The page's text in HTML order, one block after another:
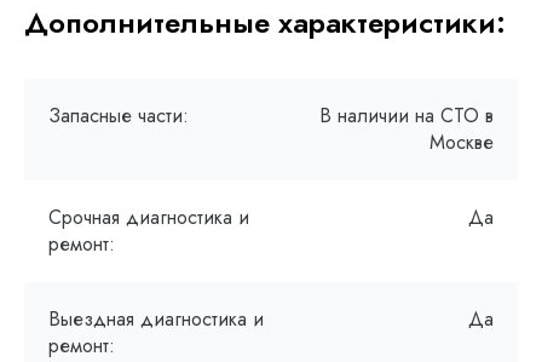
Дополнительные характеристики:
Запасные части:
В наличии на СТО в
Москве
Срочная диагностика и
ремонт:
Да
Выездная диагностика и
ремонт:
Да